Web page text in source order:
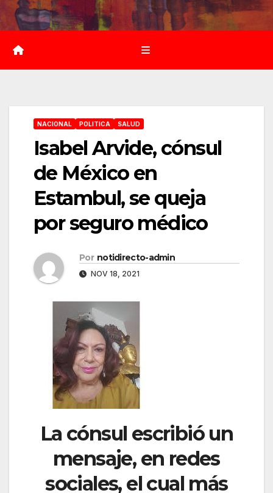
Saltar
al
contenido
NACIONAL POLITICA SALUD
Isabel Arvide, cónsul
de México en
Estambul, se queja
por seguro médico
Por notidirecto-admin
NOV 18, 2021
La cónsul escribió un
mensaje, en redes
sociales, el cual más